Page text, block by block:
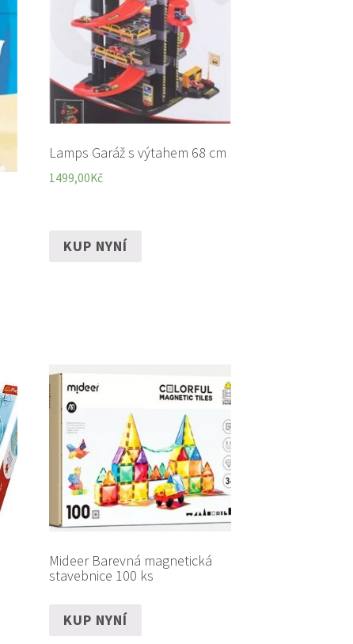
Lamps Garáž s výtahem 68 cm
1499,00Kč
KUP NYNÍ
Mideer Barevná magnetická
stavebnice 100 ks
KUP NYNÍ